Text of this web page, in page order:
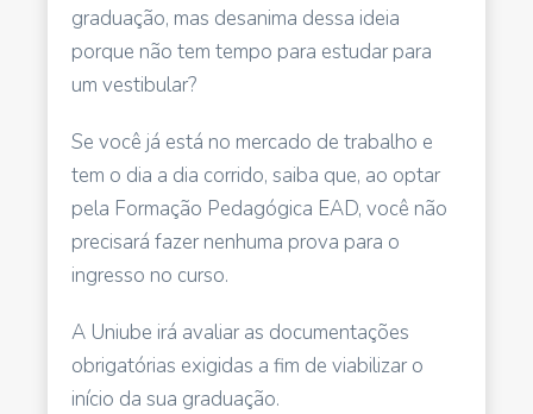
graduação, mas desanima dessa ideia
porque não tem tempo para estudar para
um vestibular?
Se você já está no mercado de trabalho e
tem o dia a dia corrido, saiba que, ao optar
pela Formação Pedagógica EAD, você não
precisará fazer nenhuma prova para o
ingresso no curso.
A Uniube irá avaliar as documentações
obrigatórias exigidas a fim de viabilizar o
início da sua graduação.